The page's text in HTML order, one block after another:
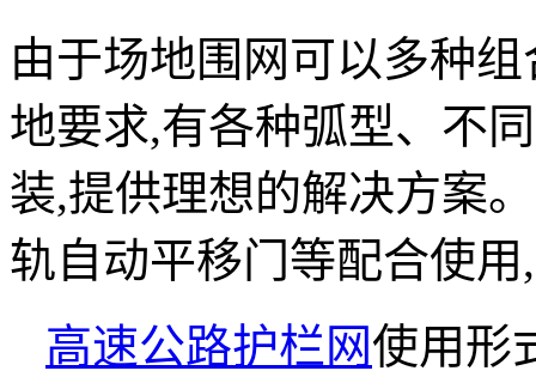
由于场地围网可以多种
地要求,有各种弧型、不
装,提供理想的解决方案
轨自动平移门等配合使
高速公路护栏网使用形